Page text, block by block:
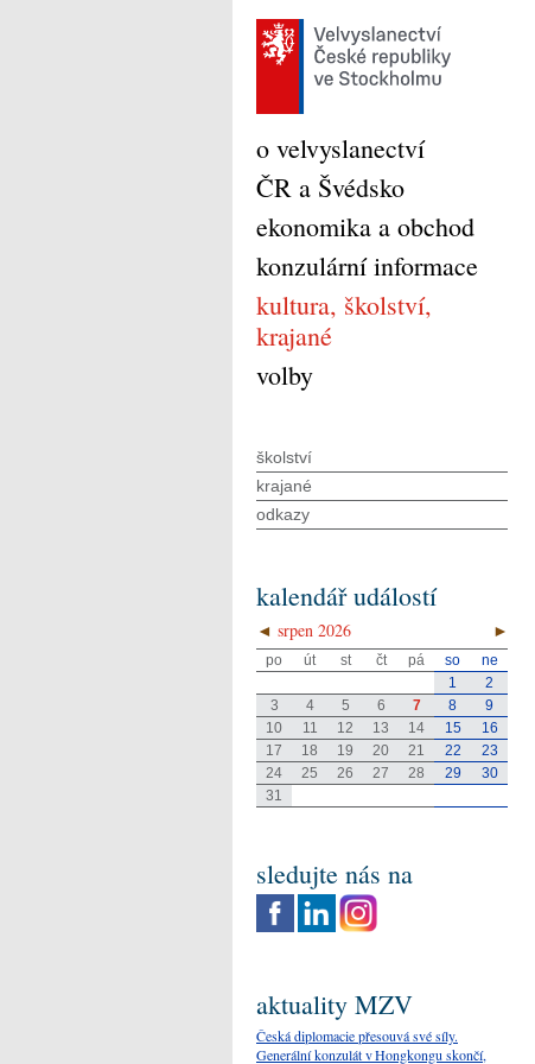
o velvyslanectví
ČR a Švédsko
ekonomika a obchod
konzulární informace
kultura, školství,
krajané
volby
školství
krajané
odkazy
kalendář událostí
◄ ►
srpen 2026
po út st čt pá so
ne
1
2
3
4 5 6 7 8
9
10
11 12 13 14 15
16
17
18 19 20 21 22
23
24
25 26 27 28 29
30
31
sledujte nás na
aktuality MZV
Česká diplomacie přesouvá své síly.
Generální konzulát v Hongkongu skončí,